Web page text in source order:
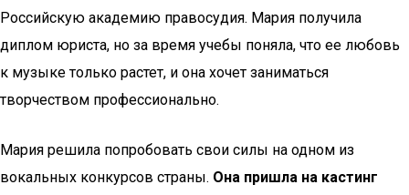
Российскую академию правосудия. Мария получила
диплом юриста, но за время учебы поняла, что ее любовь
к музыке только растет, и она хочет заниматься
творчеством профессионально.
Мария решила попробовать свои силы на одном из
вокальных конкурсов страны. Она пришла на кастинг